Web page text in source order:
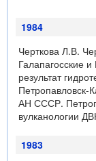
1984
Черткова Л.В.
Галапагосские
результат
Петропавловск-
АН СССР.
вулканологии
1983